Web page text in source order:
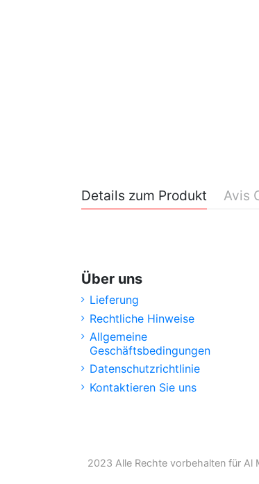
Details zum Produkt Avis
Über uns
Lieferung
Rechtliche Hinweise
Allgemeine
Geschäftsbedingungen
Datenschutzrichtlinie
Kontaktieren Sie uns
2023 Alle Rechte vorbehalten für Al